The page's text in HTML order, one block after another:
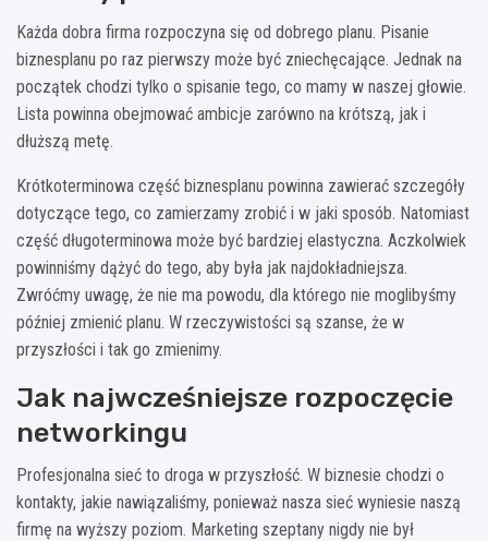
Każda dobra firma rozpoczyna się od dobrego planu. Pisanie
biznesplanu po raz pierwszy może być zniechęcające. Jednak na
początek chodzi tylko o spisanie tego, co mamy w naszej głowie.
Lista powinna obejmować ambicje zarówno na krótszą, jak i
dłuższą metę.
Krótkoterminowa część biznesplanu powinna zawierać szczegóły
dotyczące tego, co zamierzamy zrobić i w jaki sposób. Natomiast
część długoterminowa może być bardziej elastyczna. Aczkolwiek
powinniśmy dążyć do tego, aby była jak najdokładniejsza.
Zwróćmy uwagę, że nie ma powodu, dla którego nie moglibyśmy
później zmienić planu. W rzeczywistości są szanse, że w
przyszłości i tak go zmienimy.
Jak najwcześniejsze rozpoczęcie
networkingu
Profesjonalna sieć to droga w przyszłość. W biznesie chodzi o
kontakty, jakie nawiązaliśmy, ponieważ nasza sieć wyniesie naszą
firmę na wyższy poziom. Marketing szeptany nigdy nie był